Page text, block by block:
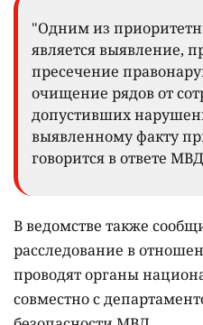
"Одним из
является выявление,
пресечение
очищение рядов от
допустивших
выявленному факту
говорится в ответе
В ведомстве также
расследование в
проводят органы
совместно с